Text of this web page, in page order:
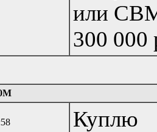
или
300
Куплю